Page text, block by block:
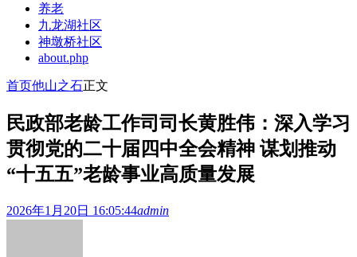
养老
九龙湖社区
神墩桥社区
about.php
首页他山之石正文
民政部老龄工作司司长黄胜伟：深入学习
贯彻党的二十届四中全会精神 谋划推动
“十五五”老龄事业高质量发展
2026年1月20日 16:05:44admin